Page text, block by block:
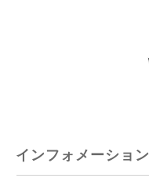
インフォメーション